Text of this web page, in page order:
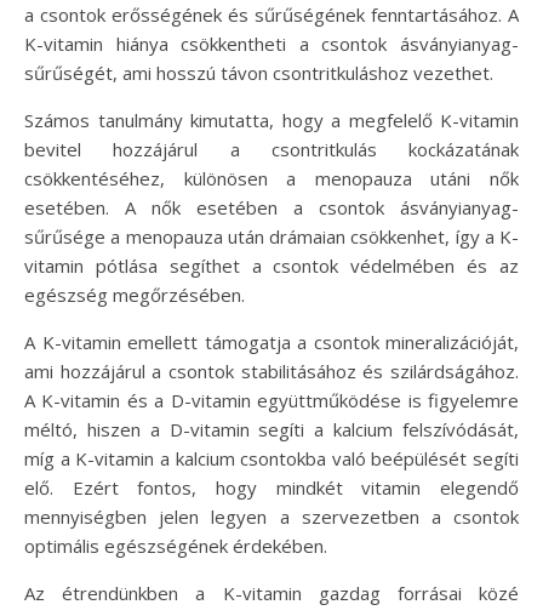
a csontok erősségének és sűrűségének fenntartásához. A
K-vitamin hiánya csökkentheti a csontok ásványianyag-
sűrűségét, ami hosszú távon csontritkuláshoz vezethet.
Számos tanulmány kimutatta, hogy a megfelelő K-vitamin
bevitel hozzájárul a csontritkulás kockázatának
csökkentéséhez, különösen a menopauza utáni nők
esetében. A nők esetében a csontok ásványianyag-
sűrűsége a menopauza után drámaian csökkenhet, így a K-
vitamin pótlása segíthet a csontok védelmében és az
egészség megőrzésében.
A K-vitamin emellett támogatja a csontok mineralizációját,
ami hozzájárul a csontok stabilitásához és szilárdságához.
A K-vitamin és a D-vitamin együttműködése is figyelemre
méltó, hiszen a D-vitamin segíti a kalcium felszívódását,
míg a K-vitamin a kalcium csontokba való beépülését segíti
elő. Ezért fontos, hogy mindkét vitamin elegendő
mennyiségben jelen legyen a szervezetben a csontok
optimális egészségének érdekében.
Az étrendünkben a K-vitamin gazdag forrásai közé